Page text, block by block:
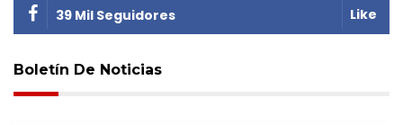
39 Mil Seguidores Like
Boletín De Noticias